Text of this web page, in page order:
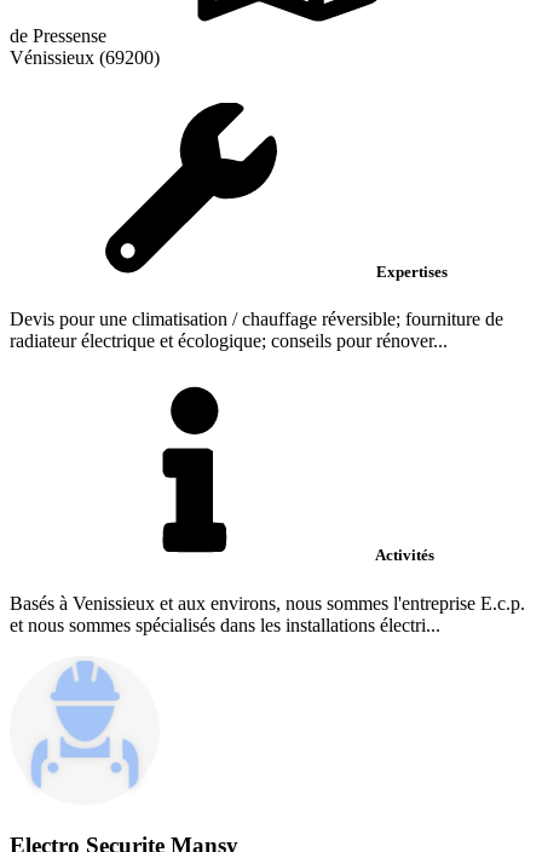
de Pressense
Vénissieux (69200)
Expertises
Devis pour une climatisation / chauffage réversible; fourniture de
radiateur électrique et écologique; conseils pour rénover...
Activités
Basés à Venissieux et aux environs, nous sommes l'entreprise E.c.p.
et nous sommes spécialisés dans les installations électri...
Electro Securite Mansy